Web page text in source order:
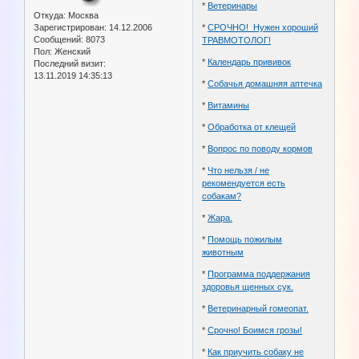
Откуда: Москва
Зарегистрирован: 14.12.2006
Сообщений: 8073
Пол: Женский
Последний визит:
13.11.2019 14:35:13
* Ветеринары
*СРОЧНО! Нужен хороший
ТРАВМОТОЛОГ!
* Календарь прививок
*Собачья домашняя аптечка
* Витамины
*Обработка от клещей
* Вопрос по поводу кормов
*Что нельзя / не
рекомендуется есть
собакам?
*Жара.
* Помощь пожилым
животным
* Программа поддержания
здоровья щенных сук.
* Ветеринарный гомеопат.
*Срочно! Боимся грозы!
* Как приучить собаку не